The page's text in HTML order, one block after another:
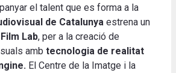
el talent que es forma a la
de Catalunya estrena un
Film Lab, per a la creació de
amb tecnologia de realitat
El Centre de la Imatge i la